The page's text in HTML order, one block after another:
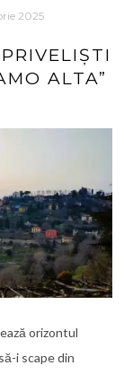
2025
ALTA”
orizontul
i scape din